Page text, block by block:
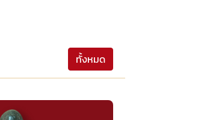
ทั้งหมด